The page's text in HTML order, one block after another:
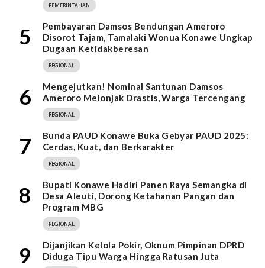
PEMERINTAHAN
5
Pembayaran Damsos Bendungan Ameroro
Disorot Tajam, Tamalaki Wonua Konawe Ungkap
Dugaan Ketidakberesan
REGIONAL
6
Mengejutkan! Nominal Santunan Damsos
Ameroro Melonjak Drastis, Warga Tercengang
REGIONAL
7
Bunda PAUD Konawe Buka Gebyar PAUD 2025:
Cerdas, Kuat, dan Berkarakter
REGIONAL
8
Bupati Konawe Hadiri Panen Raya Semangka di
Desa Aleuti, Dorong Ketahanan Pangan dan
Program MBG
REGIONAL
9
Dijanjikan Kelola Pokir, Oknum Pimpinan DPRD
Diduga Tipu Warga Hingga Ratusan Juta